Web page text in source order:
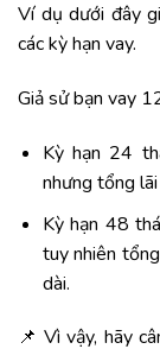
Ví dụ dưới đây
các kỳ hạn vay.
Giả sử bạn vay
Kỳ hạn 24
nhưng tổng
Kỳ hạn 48
tuy nhiên
dài.
📌 Vì vậy, hãy